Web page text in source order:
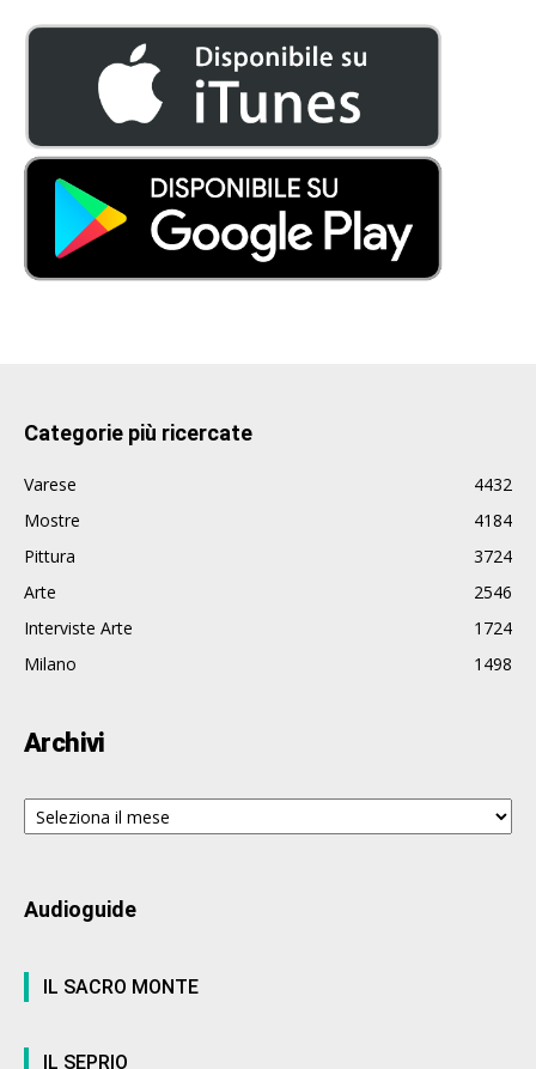
Categorie più ricercate
Varese
4432
Mostre
4184
Pittura
3724
Arte
2546
Interviste Arte
1724
Milano
1498
Archivi
Archivi
Audioguide
IL SACRO MONTE
IL SEPRIO